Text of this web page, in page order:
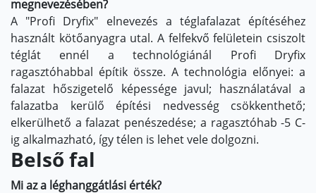
megnevezésében?
A "Profi Dryfix" elnevezés a téglafalazat építéséhez
használt kötőanyagra utal. A felfekvő felületein csiszolt
téglát ennél a technológiánál Profi Dryfix
ragasztóhabbal építik össze. A technológia előnyei: a
falazat hőszigetelő képessége javul; használatával a
falazatba kerülő építési nedvesség csökkenthető;
elkerülhető a falazat penészedése; a ragasztóhab -5 C-
ig alkalmazható, így télen is lehet vele dolgozni.
Belső fal
Mi az a léghanggátlási érték?